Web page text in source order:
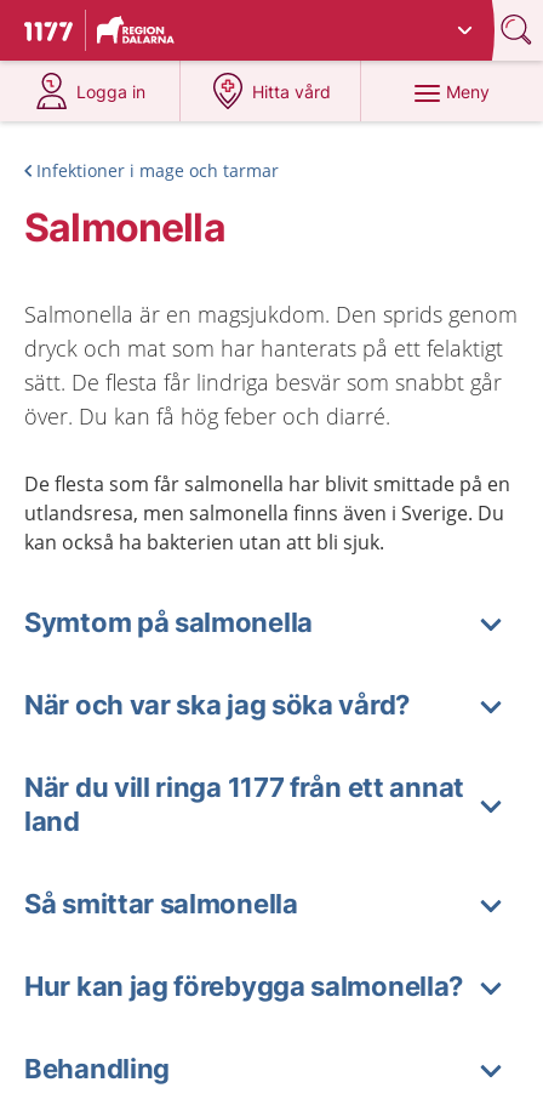
Till startsidan för 1177
Du har valt region
Logga in
på 1177.se
Hitta vård
på 1177.se
Meny
Infektioner i mage och tarmar
Salmonella
Salmonella är en magsjukdom. Den sprids genom
dryck och mat som har hanterats på ett felaktigt
sätt. De flesta får lindriga besvär som snabbt går
över. Du kan få hög feber och diarré.
De flesta som får salmonella har blivit smittade på en
utlandsresa, men salmonella finns även i Sverige. Du
kan också ha bakterien utan att bli sjuk.
Symtom på salmonella
När och var ska jag söka vård?
När du vill ringa 1177 från ett annat
land
Så smittar salmonella
Hur kan jag förebygga salmonella?
Behandling